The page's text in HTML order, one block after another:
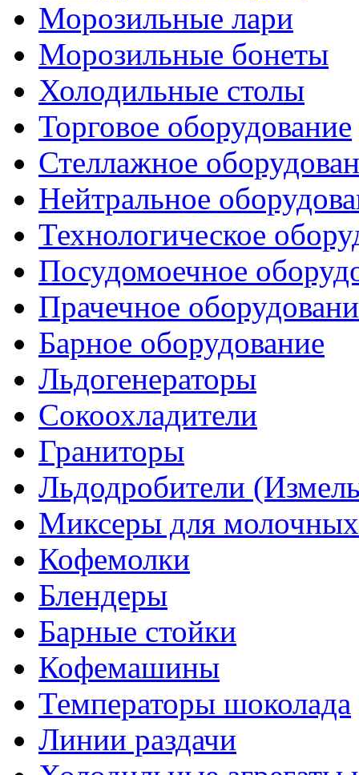
Морозильные лари
Морозильные бонеты
Холодильные столы
Торговое оборудование
Стеллажное
Нейтральное
Технологическое
Посудомоечное
Прачечное
Барное оборудование
Льдогенераторы
Сокоохладители
Граниторы
Льдодробители
Миксеры для молочных
Кофемолки
Блендеры
Барные стойки
Кофемашины
Температоры шоколада
Линии раздачи